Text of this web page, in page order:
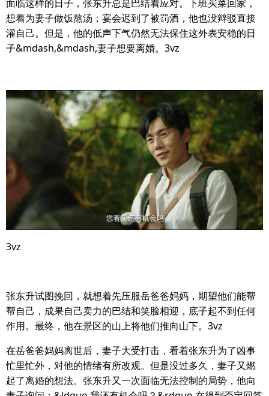
面临这样的日子，张东升总是巴结着应对。下班买菜回家，
想着为妻子做饭熬汤；宴会迟到了被罚酒，他也没辩驳直接
灌自己。但是，他的低声下气仍然无法保住这外表安稳的日
子&mdash,&mdash,妻子想要离婚。3vz
3vz
张东升试图挽回，就想着先压服岳爸爸妈妈，期望他们能帮
帮自己，成果自己卖力的巴结和笑脸相迎，底子起不到任何
作用。最终，他在景区的山上将他们推向山下。3vz
在岳爸爸妈妈离世后，妻子大受打击，看着张东升为了凶事
忙里忙外，对他的情绪有所改观。但是没过多久，妻子又燃
起了离婚的想法。张东升又一次面临无法控制的局势，他向